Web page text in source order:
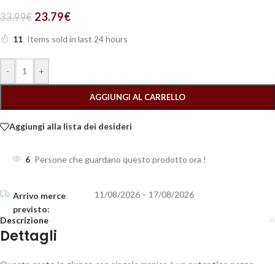
33.99€ 23.79€
11 Items sold in last 24 hours
- +
AGGIUNGI AL CARRELLO
Aggiungi alla lista dei desideri
6 Persone che guardano questo prodotto ora !
11/08/2026 – 17/08/2026
Descrizione
Dettagli